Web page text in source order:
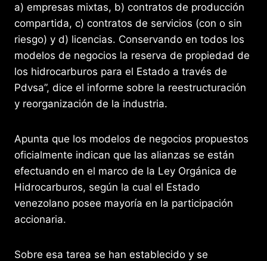
a) empresas mixtas, b) contratos de producción
compartida, c) contratos de servicios (con o sin
riesgo) y d) licencias. Conservando en todos los
modelos de negocios la reserva de propiedad de
los hidrocarburos para el Estado a través de
Pdvsa”, dice el informe sobre la reestructuración
y reorganización de la industria.
Apunta que los modelos de negocios propuestos
oficialmente indican que las alianzas se están
efectuando en el marco de la Ley Orgánica de
Hidrocarburos, según la cual el Estado
venezolano posee mayoría en la participación
accionaria.
Sobre esa tarea se han establecido y se